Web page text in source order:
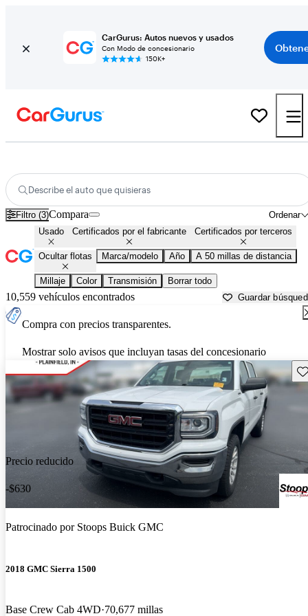
CarGurus: Autos nuevos y usados
Con Modo de concesionario
150K+
Describe el auto que quisieras
Filtro (3) Ordenar
Compara
Usado Certificados por el fabricante Certificados por terceros
Ocultar flotas Marca/modelo Año A 50 millas de distancia
Millaje Color Transmisión Borrar todo
10,559 vehículos encontrados Guardar
Compra con precios transparentes.
Mostrar solo avisos que incluyan tasas del concesionario
Precio reducido
-$630
Patrocinado por Stoops Buick GMC
2018 GMC Sierra 1500
Base Crew Cab 4WD 70,677 millas